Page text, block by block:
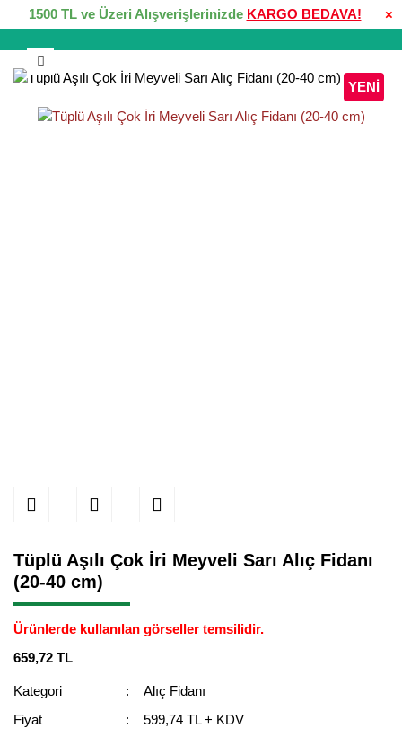
×
1500 TL ve Üzeri Alışverişlerinizde KARGO BEDAVA!
YENİ
Tüplü Aşılı Çok İri Meyveli Sarı Alıç Fidanı
(20-40 cm)
Ürünlerde kullanılan görseller temsilidir.
659,72 TL
Kategori
Alıç Fidanı
Fiyat
599,74 TL + KDV